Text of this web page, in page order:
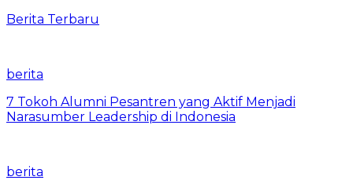
Berita Terbaru
berita
7 Tokoh Alumni Pesantren yang Aktif Menjadi
Narasumber Leadership di Indonesia
berita